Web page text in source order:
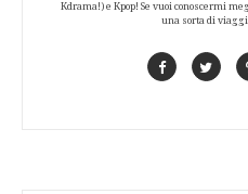
Kdrama!) e Kpop! Se vuoi conoscermi
una sorta di
Facebook